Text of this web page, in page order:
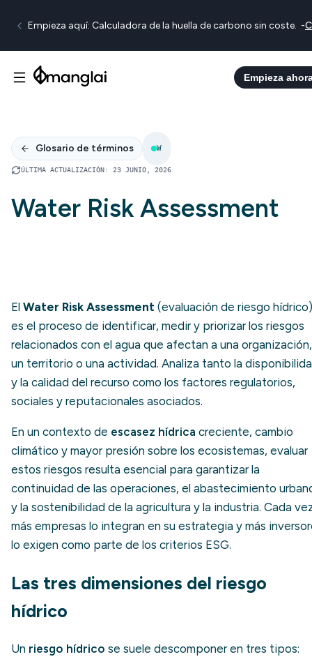
Empieza aquí: Calculadora de la huella de carbono sin coste. -
Empieza
Glosario de términos W
ÚLTIMA ACTUALIZACIÓN: 23 JUNIO, 2026
Water Risk Assessment
El Water Risk Assessment (evaluación de riesgo hídrico)
es el proceso de identificar, medir y priorizar los riesgos
relacionados con el agua que afectan a una organización,
un territorio o una actividad. Analiza tanto la
y la calidad del recurso como los factores regulatorios,
sociales y reputacionales asociados.
En un contexto de escasez hídrica creciente, cambio
climático y mayor presión sobre los ecosistemas, evaluar
estos riesgos resulta esencial para garantizar la
continuidad de las operaciones, el abastecimiento
y la sostenibilidad de la agricultura y la industria. Cada
más empresas lo integran en su estrategia y más
lo exigen como parte de los criterios ESG.
Las tres dimensiones del riesgo
hídrico
Un riesgo hídrico se suele descomponer en tres tipos: